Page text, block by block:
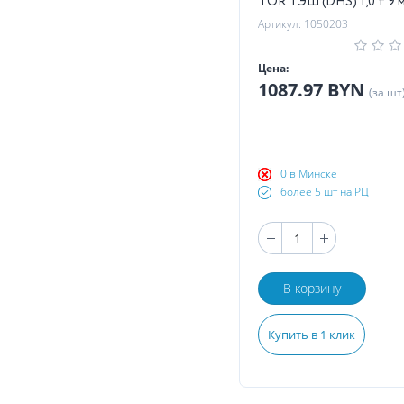
Артикул: 1050203
Цена:
1087.97 BYN (за
0 в Минске
более 5 шт на РЦ
В корзину
Купить в 1 клик